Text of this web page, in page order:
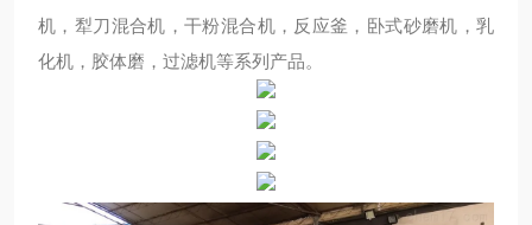
机，犁刀混合机，干粉混合机，反应釜，卧式砂磨机，乳
化机，胶体磨，过滤机等系列产品。